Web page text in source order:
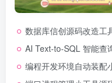
数据库信创源码改造工
AI Text-to-SQL 智能查
编程开发环境自动装配